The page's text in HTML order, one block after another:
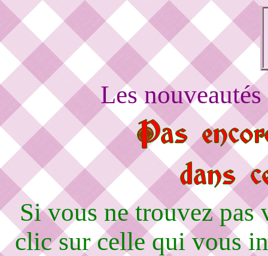
Les
Si vous ne trouvez pas
clic sur celle qui vous